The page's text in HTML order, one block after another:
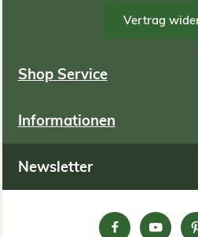
Vertrag
Shop Service
Informationen
Newsletter